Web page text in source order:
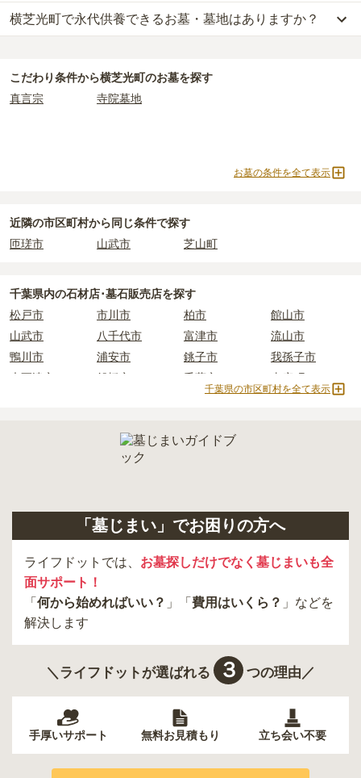
一方で、千葉県内には、県または市区町村が運営する公営の霊園が
25件あります。
れているケースがほとんどです。
主な条件として、遺骨がすでにある、該当の市区町村に一定年数以
契約条件の詳細は、各霊園のページをご確認いただくか、資料請求
横芝光町には、樹木葬の掲載がありません。
自然葬をお考えの場合は、海洋散骨もご検討ください。
横芝光町で永代供養できるお墓・墓地はありますか？
永代供養をお考えの場合は、海洋散骨もご検討ください。
こだわり条件から横芝光町のお墓を探す
真言宗
寺院墓地
お墓の条件を全て表示
近隣の市区町村から同じ条件で探す
匝瑳市
山武市 芝山町
千葉県内の石材店･墓石販売店を探す
松戸市
市川市 柏市
館山市
山武市
八千代市 富津市
流山市
鴨川市
浦安市 銚子市
我孫子市
木更津市
船橋市 千葉市
東庄町
いすみ市 君津市
習志野市
千葉県の市区町村を全て表示
「墓じまい」でお困りの方へ
ライフドットでは、 お墓探しだけでなく墓じまいも全
面サポート！
「 何から始めればいい？ 」「 費用はいくら？ 」などを
解決します
＼ライフドットが選ばれる ３ つの理由／
手厚いサポート 無料お見積もり 立ち会い不要